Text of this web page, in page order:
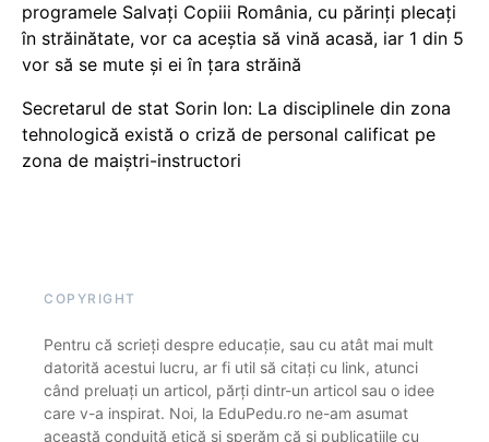
programele Salvați Copiii România, cu părinți plecați
în străinătate, vor ca aceștia să vină acasă, iar 1 din 5
vor să se mute și ei în țara străină
Secretarul de stat Sorin Ion: La disciplinele din zona
tehnologică există o criză de personal calificat pe
zona de maiștri-instructori
COPYRIGHT
Pentru că scrieți despre educație, sau cu atât mai mult
datorită acestui lucru, ar fi util să citați cu link, atunci
când preluați un articol, părți dintr-un articol sau o idee
care v-a inspirat. Noi, la EduPedu.ro ne-am asumat
această conduită etică și sperăm că și publicațiile cu